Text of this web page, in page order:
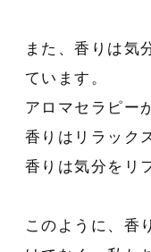
また、香りは気
ています。
アロマセラピー
香りはリラック
香りは気分をリ
このように、香